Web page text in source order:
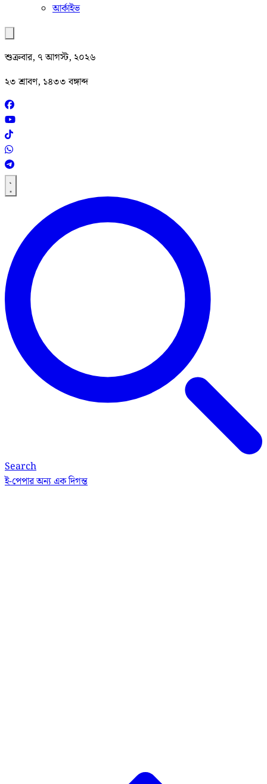
আর্কাইভ
শুক্রবার, ৭ আগস্ট, ২০২৬
২৩ শ্রাবণ, ১৪৩৩ বঙ্গাব্দ
Search
ই-পেপারঅন্য এক দিগন্ত